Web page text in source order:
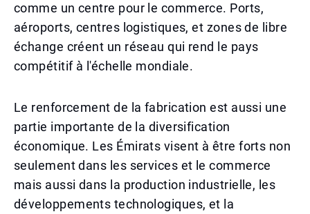
comme un centre pour le commerce. Ports,
aéroports, centres logistiques, et zones de libre
échange créent un réseau qui rend le pays
compétitif à l'échelle mondiale.
Le renforcement de la fabrication est aussi une
partie importante de la diversification
économique. Les Émirats visent à être forts non
seulement dans les services et le commerce
mais aussi dans la production industrielle, les
développements technologiques, et la